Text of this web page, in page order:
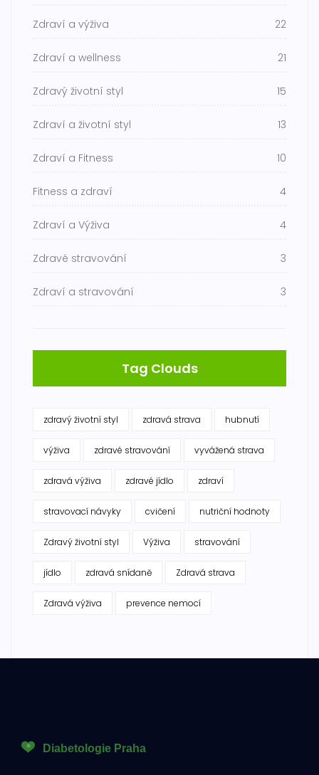
Zdraví a výživa 22
Zdraví a wellness 21
Zdravý životní styl 15
Zdraví a životní styl 13
Zdraví a Fitness 10
Fitness a zdraví 4
Zdraví a Výživa 4
Zdravé stravování 3
Zdraví a stravování 3
Tag Clouds
zdravý životní styl zdravá strava hubnutí
výživa zdravé stravování vyvážená strava
zdravá výživa zdravé jídlo zdraví
stravovací návyky cvičení nutriční hodnoty
Zdravý životní styl Výživa stravování
jídlo zdravá snídaně Zdravá strava
Zdravá výživa prevence nemocí